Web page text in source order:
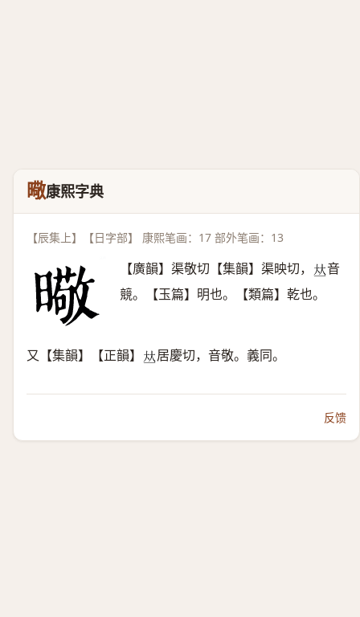
曔康熙字典
【辰集上】【日字部】 康熙笔画：17 部外笔画：13
【廣韻】渠敬切【集韻】渠映切， 𠀤音
競。【玉篇】明也。【類篇】乾也。
又【集韻】【正韻】 𠀤居慶切，音敬。義同。
反馈